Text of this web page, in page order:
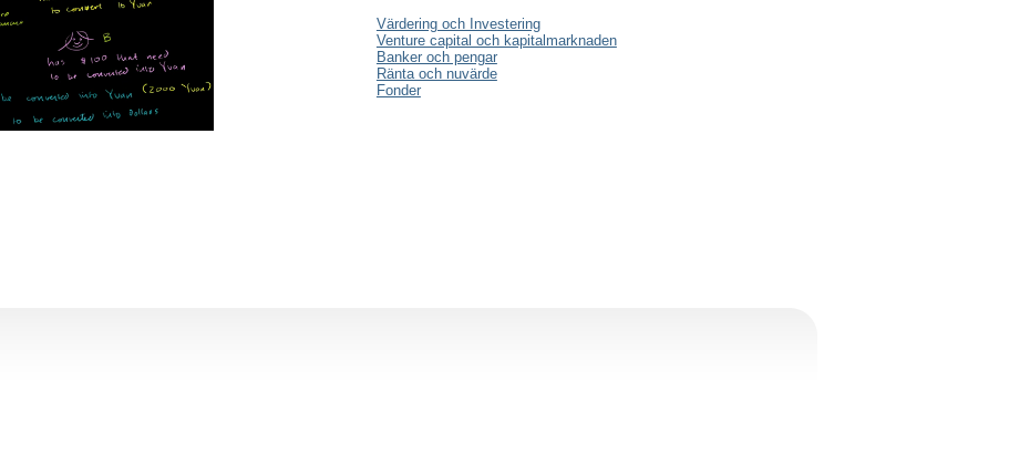
Värdering och Investering
Venture capital och kapitalmarknaden
Banker och pengar
Ränta och nuvärde
Fonder